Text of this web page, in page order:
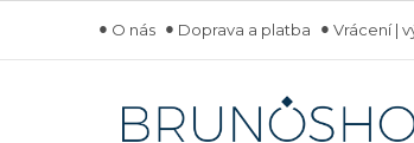
obsah
O nás Doprava a platba Vrácení |